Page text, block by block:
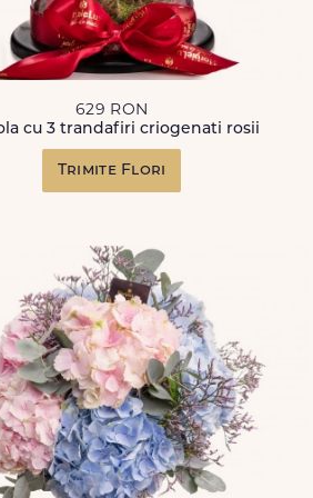
629 RON
cu 3 trandafiri criogenati rosii
Trimite Flori